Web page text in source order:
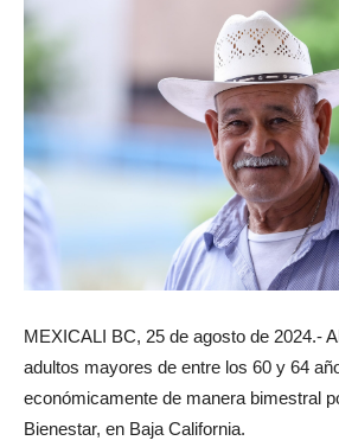
MEXICALI BC, 25 de agosto de 2024.-
adultos mayores de entre los 60 y 64
económicamente de manera bimestral
Bienestar, en Baja California.